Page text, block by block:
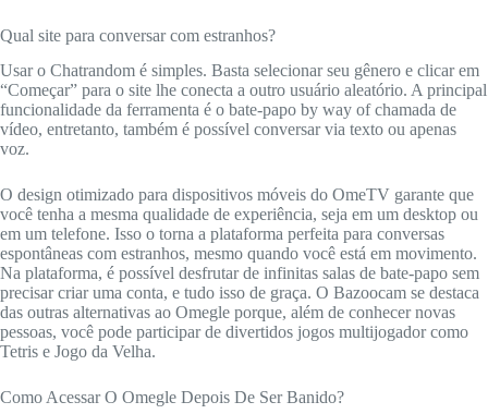
Qual site para conversar com estranhos?
Usar o Chatrandom é simples. Basta selecionar seu gênero e clicar em
“Começar” para o site lhe conecta a outro usuário aleatório. A principal
funcionalidade da ferramenta é o bate-papo by way of chamada de
vídeo, entretanto, também é possível conversar via texto ou apenas
voz.
O design otimizado para dispositivos móveis do OmeTV garante que
você tenha a mesma qualidade de experiência, seja em um desktop ou
em um telefone. Isso o torna a plataforma perfeita para conversas
espontâneas com estranhos, mesmo quando você está em movimento.
Na plataforma, é possível desfrutar de infinitas salas de bate-papo sem
precisar criar uma conta, e tudo isso de graça. O Bazoocam se destaca
das outras alternativas ao Omegle porque, além de conhecer novas
pessoas, você pode participar de divertidos jogos multijogador como
Tetris e Jogo da Velha.
Como Acessar O Omegle Depois De Ser Banido?